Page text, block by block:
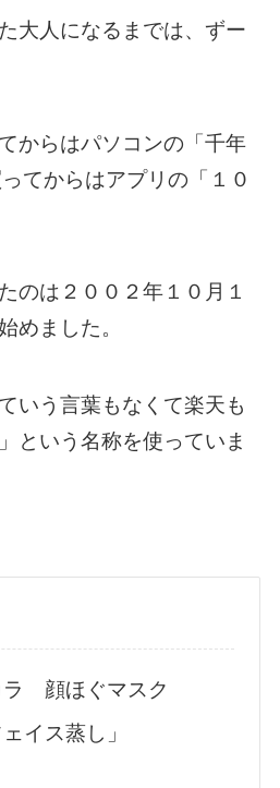
大人になるまでは、ずー
からはパソコンの「千年
てからはアプリの「１０
のは２００２年１０月１
めました。
いう言葉もなくて楽天も
という名称を使っていま
ラ 顔ほぐマスク
イス蒸し」